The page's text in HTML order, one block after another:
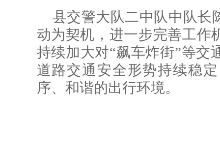
县交警大队二中队中队长
动为契机，进一步完善工作
持续加大对“飙车炸街”等交
道路交通安全形势持续稳
序、和谐的出行环境。